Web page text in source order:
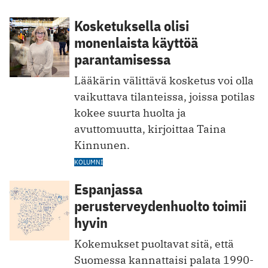
Kosketuksella olisi
monenlaista käyttöä
parantamisessa
Lääkärin välittävä kosketus voi olla
vaikuttava tilanteissa, joissa potilas
kokee suurta huolta ja
avuttomuutta, kirjoittaa Taina
Kinnunen.
KOLUMNI
Espanjassa
perusterveydenhuolto toimii
hyvin
Kokemukset puoltavat sitä, että
Suomessa kannattaisi palata 1990-